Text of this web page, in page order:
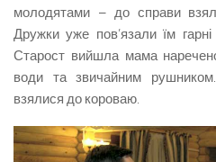
молодятами – до справи
Дружки уже пов’язали їм
Старост вийшла мама
води та звичайним
взялися до короваю.